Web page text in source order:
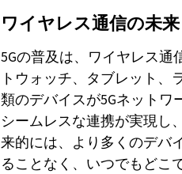
ワイヤレス通信の未
5Gの普及は、ワイヤレス
トウォッチ、タブレット、
類のデバイスが5Gネット
シームレスな連携が実現し
来的には、より多くのデバ
ることなく、いつでもどこ